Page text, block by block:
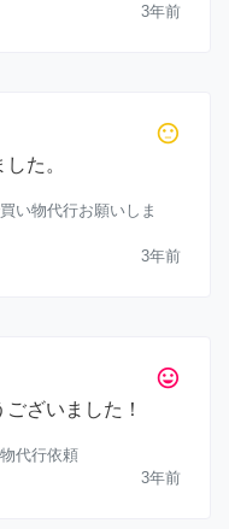
3年前
sentiment_neutral
た。
い物代行お願いしま
3年前
tag_faces
ざいました！
代行依頼
3年前